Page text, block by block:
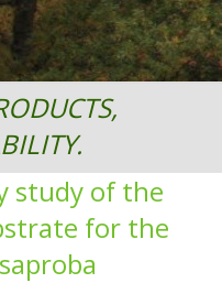
study of the
for the